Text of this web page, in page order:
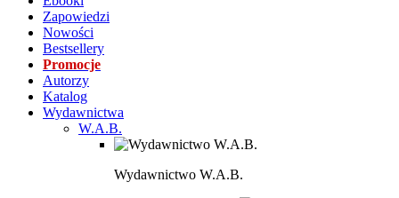
Zapowiedzi
Nowości
Bestsellery
Promocje
Autorzy
Katalog
Wydawnictwa
W.A.B.
Wydawnictwo W.A.B.